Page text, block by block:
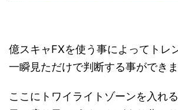
億スキャFXを使う事によってトレ
一瞬見ただけで判断する事ができま
ここにトワイライトゾーンを入れ